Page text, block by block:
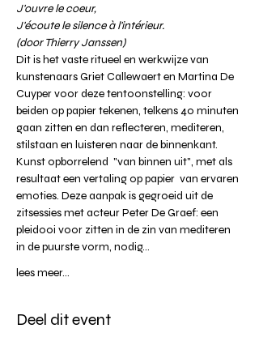
J'ouvre le coeur,
J'écoute le silence à l'intérieur.
(door Thierry Janssen)
Dit is het vaste ritueel en werkwijze van
kunstenaars Griet Callewaert en Martina De
Cuyper voor deze tentoonstelling: voor
beiden op papier tekenen, telkens 40 minuten
gaan zitten en dan reflecteren, mediteren,
stilstaan en luisteren naar de binnenkant.
Kunst opborrelend  "van binnen uit", met als
resultaat een vertaling op papier  van ervaren
emoties. Deze aanpak is gegroeid uit de
zitsessies met acteur Peter De Graef: een
pleidooi voor zitten in de zin van mediteren
in de puurste vorm, nodig…
lees meer...
Deel dit event